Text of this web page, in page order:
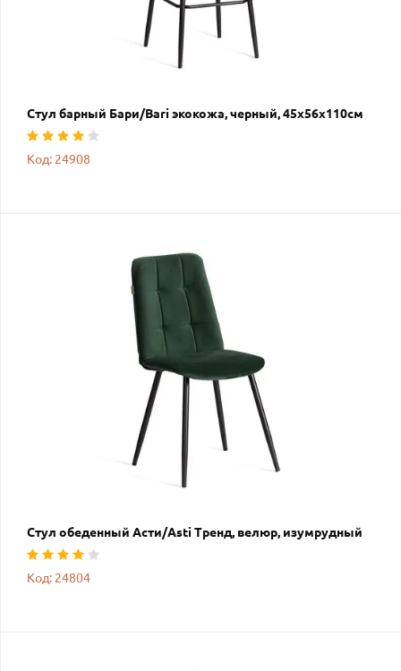
Стул барный Бари/Bari экокожа, черный, 45х56х110см
Код: 24908
Стул обеденный Асти/Asti Тренд, велюр, изумрудный
Код: 24804